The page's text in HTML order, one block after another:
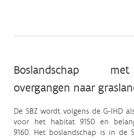
Boslandschap
overgangen naar
De SBZ wordt volgens de G-IHD
voor het habitat 9150 en
9160. Het boslandschap is in de